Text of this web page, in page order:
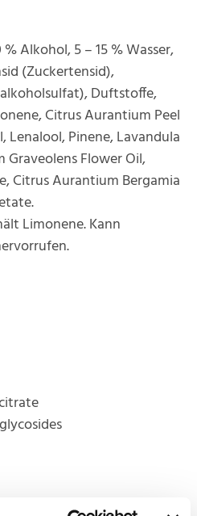
Alkohol, 5 – 15 % Wasser,
(Zuckertensid),
Duftstoffe,
Citrus Aurantium Peel
Lenalool, Pinene, Lavandula
Graveolens Flower Oil,
Citrus Aurantium Bergamia
Limonene. Kann